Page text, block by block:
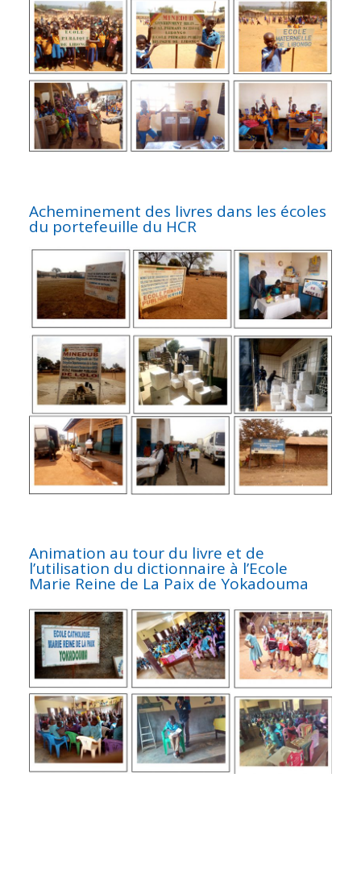
Acheminement des livres dans les écoles
du portefeuille du HCR
Animation au tour du livre et de
l’utilisation du dictionnaire à l’Ecole
Marie Reine de La Paix de Yokadouma